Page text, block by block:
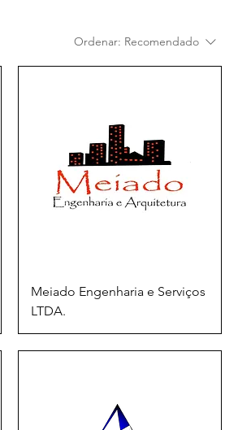
Ordenar: Recomendado
Meiado Engenharia e Serviços
LTDA.